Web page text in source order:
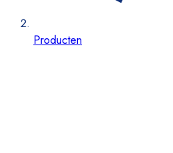
Producten